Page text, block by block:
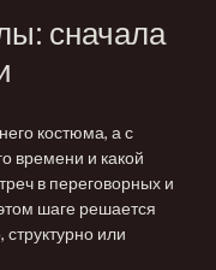
сначала
костюма, а с
времени и какой
в переговорных и
шаге решается
или